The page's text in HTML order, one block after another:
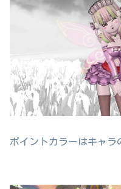
ポイントカラーはキャ